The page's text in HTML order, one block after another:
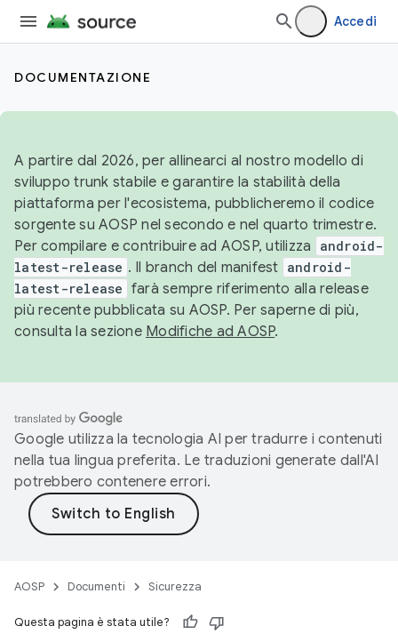
Accedi
DOCUMENTAZIONE
A partire dal 2026, per allinearci al nostro modello di
sviluppo trunk stabile e garantire la stabilità della
piattaforma per l'ecosistema, pubblicheremo il codice
sorgente su AOSP nel secondo e nel quarto trimestre.
Per compilare e contribuire ad AOSP, utilizza
android-
latest-release . Il branch del manifest android-
latest-release farà sempre riferimento alla release
più recente pubblicata su AOSP. Per saperne di più,
consulta la sezione Modifiche ad AOSP.
Google utilizza la tecnologia AI per tradurre i contenuti
nella tua lingua preferita. Le traduzioni generate dall'AI
potrebbero contenere errori.
AOSP Documenti Sicurezza
Questa pagina è stata utile?